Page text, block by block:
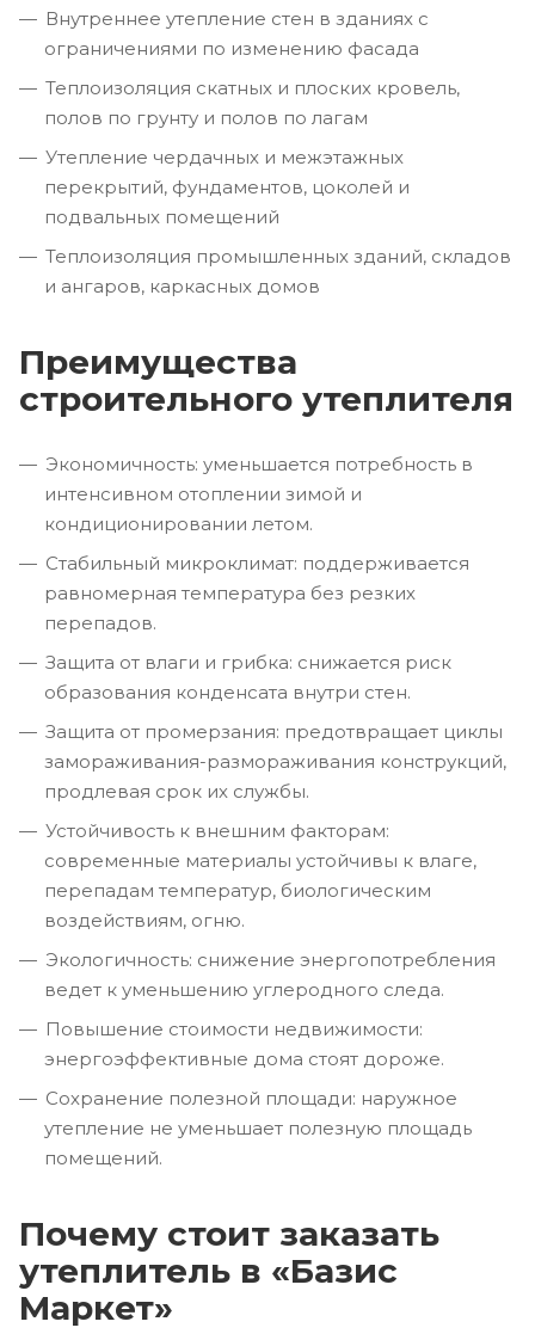
Внутреннее утепление стен в зданиях с
ограничениями по изменению фасада
Теплоизоляция скатных и плоских кровель,
полов по грунту и полов по лагам
Утепление чердачных и межэтажных
перекрытий, фундаментов, цоколей и
подвальных помещений
Теплоизоляция промышленных зданий, складов
и ангаров, каркасных домов
Преимущества
строительного утеплителя
Экономичность: уменьшается потребность в
интенсивном отоплении зимой и
кондиционировании летом.
Стабильный микроклимат: поддерживается
равномерная температура без резких
перепадов.
Защита от влаги и грибка: снижается риск
образования конденсата внутри стен.
Защита от промерзания: предотвращает циклы
замораживания-размораживания конструкций,
продлевая срок их службы.
Устойчивость к внешним факторам:
современные материалы устойчивы к влаге,
перепадам температур, биологическим
воздействиям, огню.
Экологичность: снижение энергопотребления
ведет к уменьшению углеродного следа.
Повышение стоимости недвижимости:
энергоэффективные дома стоят дороже.
Сохранение полезной площади: наружное
утепление не уменьшает полезную площадь
помещений.
Почему стоит заказать
утеплитель в «Базис
Маркет»